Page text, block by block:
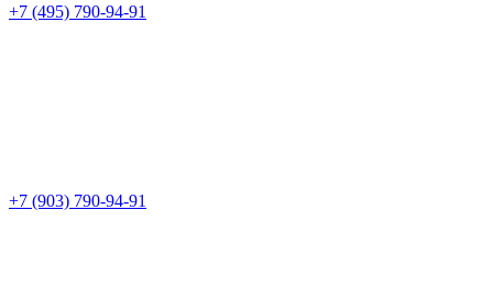
+7 (495) 790-94-91
+7 (903) 790-94-91